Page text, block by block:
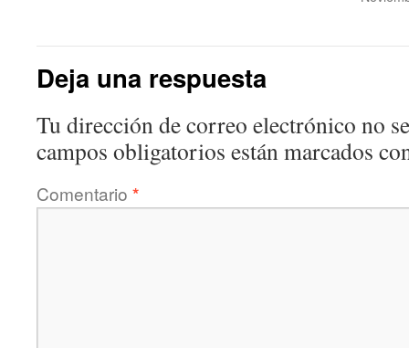
Deja una respuesta
Tu dirección de correo electrónico no
campos obligatorios están marcados
Comentario *